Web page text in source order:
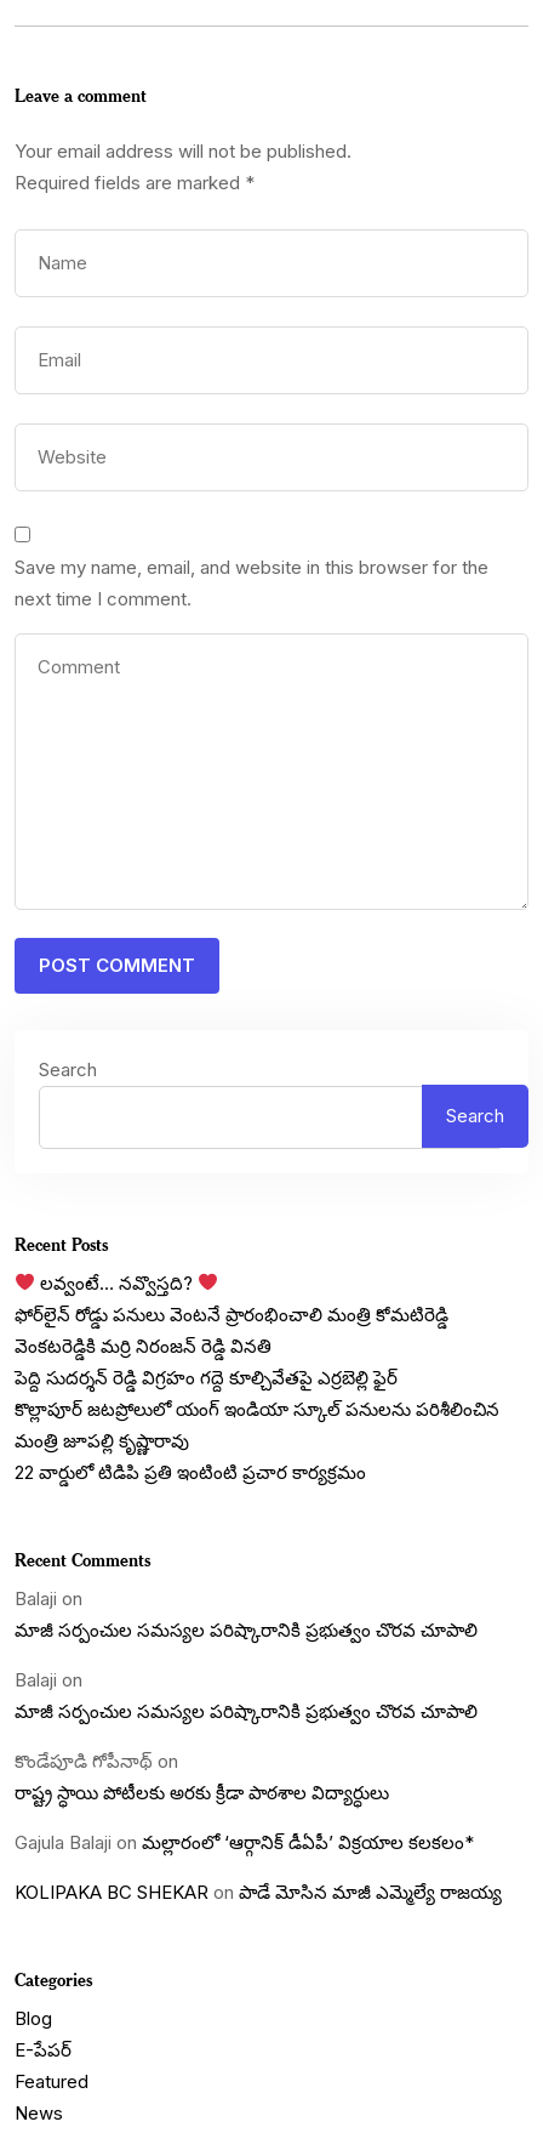
Leave a comment
Your email address will not be published.
Required fields are marked *
Save my name, email, and website in this browser for the
next time I comment.
Search
Search
Recent Posts
లవ్వంటే… నవ్వొస్తది?
ఫోర్‌లైన్ రోడ్డు పనులు వెంటనే ప్రారంభించాలి మంత్రి కోమటిరెడ్డి
వెంకటరెడ్డికి మర్రి నిరంజన్ రెడ్డి వినతి
పెద్ది సుదర్శన్ రెడ్డి విగ్రహం గద్దె కూల్చివేతపై ఎర్రబెల్లి ఫైర్
కొల్లాపూర్ జటప్రోలులో యంగ్‌ ఇండియా స్కూల్‌ పనులను పరిశీలించిన
మంత్రి జూపల్లి కృష్ణారావు
22 వార్డులో టిడిపి ప్రతి ఇంటింటి ప్రచార కార్యక్రమం
Recent Comments
Balaji on
మాజీ సర్పంచుల సమస్యల పరిష్కారానికి ప్రభుత్వం చొరవ చూపాలి
Balaji on
మాజీ సర్పంచుల సమస్యల పరిష్కారానికి ప్రభుత్వం చొరవ చూపాలి
కొండేపూడి గోపీనాథ్ on
రాష్ట్ర స్ధాయి పోటీలకు అరకు క్రీడా పాఠశాల విద్యార్ధులు
Gajula Balaji on మల్లారంలో ‘ఆర్గానిక్ డీఏపీ’ విక్రయాల కలకలం*
KOLIPAKA BC SHEKAR on పాడే మోసిన మాజీ ఎమ్మెల్యే రాజయ్య
Categories
Blog
E-పేపర్
Featured
News